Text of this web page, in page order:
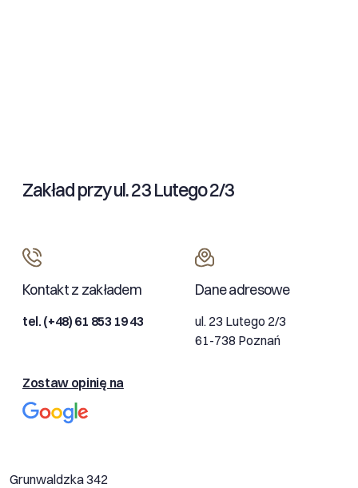
Zakład przy ul. 23 Lutego 2/3
Kontakt z zakładem
tel. (+48) 61 853 19 43
Dane adresowe
ul. 23 Lutego 2/3
61-738 Poznań
Zostaw opinię na
Grunwaldzka 342